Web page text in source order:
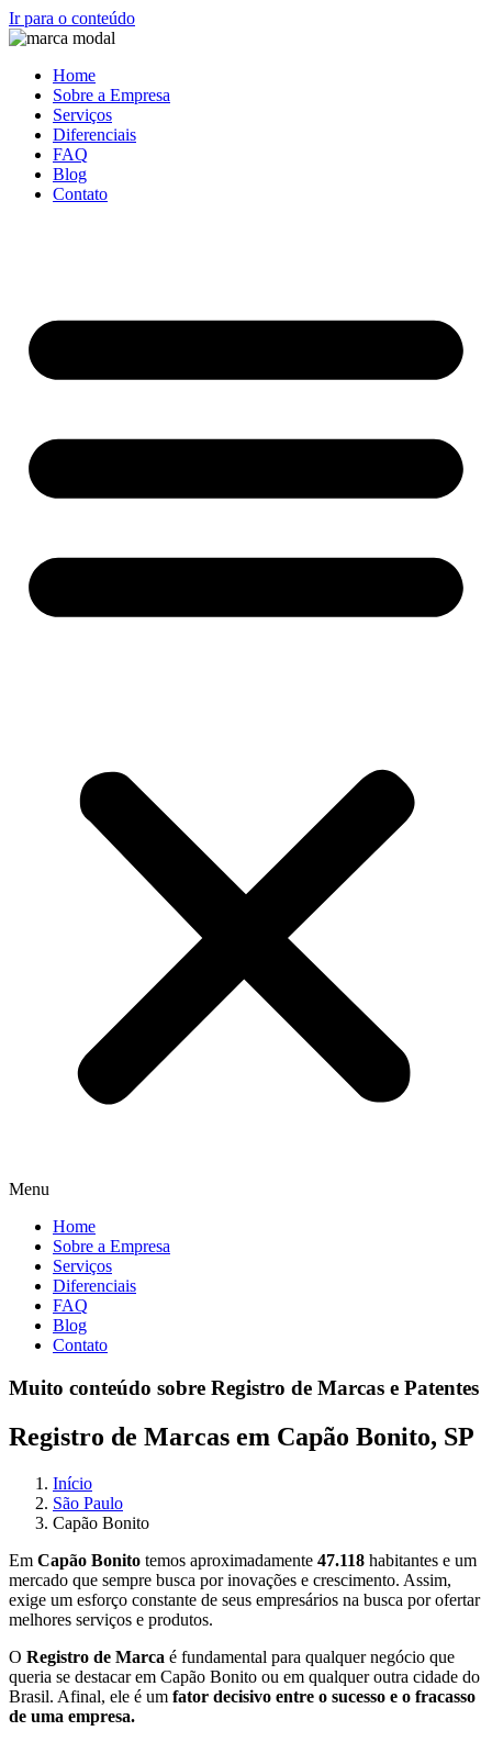
Ir para o conteúdo
Home
Sobre a Empresa
Serviços
Diferenciais
FAQ
Blog
Contato
Menu
Home
Sobre a Empresa
Serviços
Diferenciais
FAQ
Blog
Contato
Muito conteúdo sobre Registro de Marcas e Patentes
Registro de Marcas em Capão Bonito, SP
Início
São Paulo
Capão Bonito
Em Capão Bonito temos aproximadamente 47.118 habitantes e um
mercado que sempre busca por inovações e crescimento. Assim,
exige um esforço constante de seus empresários na busca por ofertar
melhores serviços e produtos.
O Registro de Marca é fundamental para qualquer negócio que
queria se destacar em Capão Bonito ou em qualquer outra cidade do
Brasil. Afinal, ele é um fator decisivo entre o sucesso e o fracasso
de uma empresa.